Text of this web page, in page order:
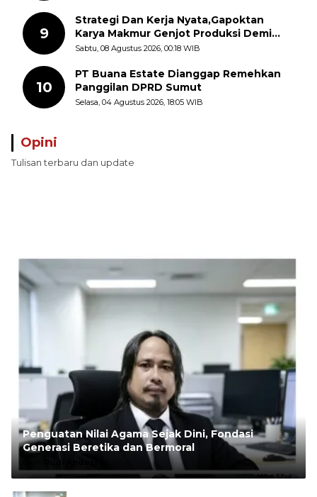
9
Strategi Dan Kerja Nyata,Gapoktan
Karya Makmur Genjot Produksi Demi
Swasembada Pangan
Sabtu, 08 Agustus 2026, 00:18 WIB
10
PT Buana Estate Dianggap Remehkan
Panggilan DPRD Sumut
Selasa, 04 Agustus 2026, 18:05 WIB
Opini
Tulisan terbaru dan update
Penguatan Nilai Agama Sejak Dini, Fondasi
Generasi Beretika dan Bermoral
Rudi Andesta